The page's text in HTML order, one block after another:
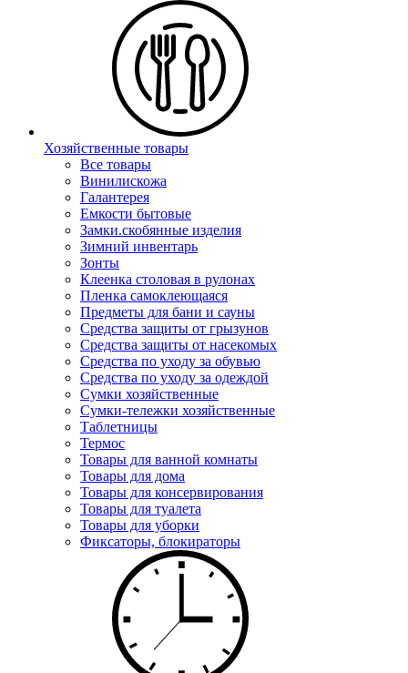
Хозяйственные товары
Все товары
Винилискожа
Галантерея
Емкости бытовые
Замки.скобянные изделия
Зимний инвентарь
Зонты
Клеенка столовая в рулонах
Пленка самоклеющаяся
Предметы для бани и сауны
Средства защиты от грызунов
Средства защиты от насекомых
Средства по уходу за обувью
Средства по уходу за одеждой
Сумки хозяйственные
Сумки-тележки хозяйственные
Таблетницы
Термос
Товары для ванной комнаты
Товары для дома
Товары для консервирования
Товары для туалета
Товары для уборки
Фиксаторы, блокираторы